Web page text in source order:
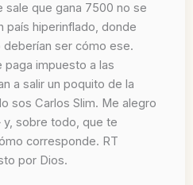
sale que gana 7500 no se
país hiperinflado, donde
ser cómo ese.
paga impuesto a las
a salir un poquito de la
sos Carlos Slim. Me alegro
y, sobre todo, que te
corresponde. RT
por Dios.